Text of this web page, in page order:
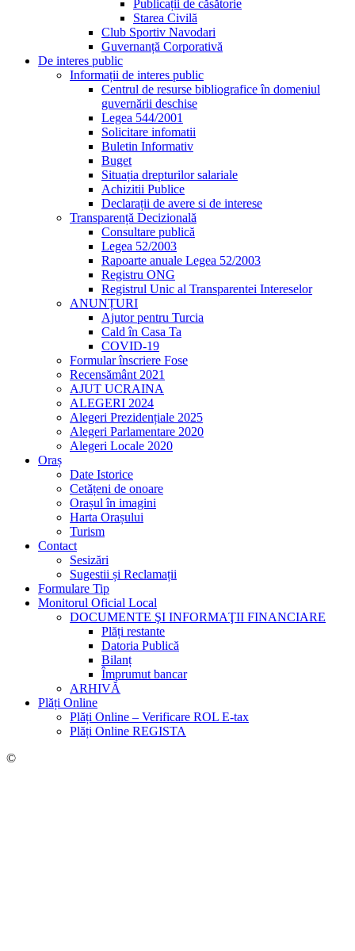
Publicații de căsătorie
Starea Civilă
Club Sportiv Navodari
Guvernanță Corporativă
De interes public
Informații de interes public
Centrul de resurse bibliografice în domeniul
guvernării deschise
Legea 544/2001
Solicitare infomatii
Buletin Informativ
Buget
Situația drepturilor salariale
Achizitii Publice
Declarații de avere si de interese
Transparență Decizională
Consultare publică
Legea 52/2003
Rapoarte anuale Legea 52/2003
Registru ONG
Registrul Unic al Transparentei Intereselor
ANUNȚURI
Ajutor pentru Turcia
Cald în Casa Ta
COVID-19
Formular înscriere Fose
Recensământ 2021
AJUT UCRAINA
ALEGERI 2024
Alegeri Prezidențiale 2025
Alegeri Parlamentare 2020
Alegeri Locale 2020
Oraș
Date Istorice
Cetățeni de onoare
Orașul în imagini
Harta Orașului
Turism
Contact
Sesizări
Sugestii și Reclamații
Formulare Tip
Monitorul Oficial Local
DOCUMENTE ŞI INFORMAŢII FINANCIARE
Plăți restante
Datoria Publică
Bilanț
Împrumut bancar
ARHIVĂ
Plăți Online
Plăți Online – Verificare ROL E-tax
Plăți Online REGISTA
©